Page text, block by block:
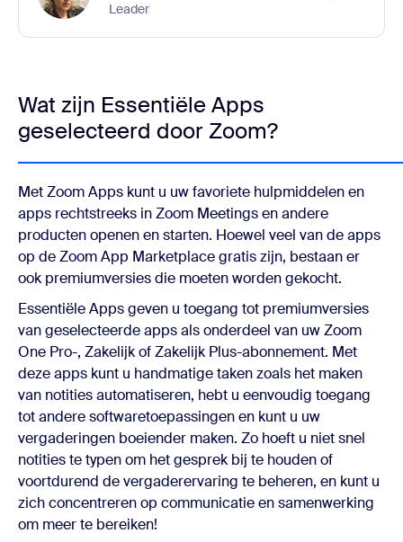
Leader
Wat zijn Essentiële Apps
geselecteerd door Zoom?
Met Zoom Apps kunt u uw favoriete hulpmiddelen en
apps rechtstreeks in Zoom Meetings en andere
producten openen en starten. Hoewel veel van de apps
op de Zoom App Marketplace gratis zijn, bestaan er
ook premiumversies die moeten worden gekocht.
Essentiële Apps geven u toegang tot premiumversies
van geselecteerde apps als onderdeel van uw Zoom
One Pro-, Zakelijk of Zakelijk Plus-abonnement. Met
deze apps kunt u handmatige taken zoals het maken
van notities automatiseren, hebt u eenvoudig toegang
tot andere softwaretoepassingen en kunt u uw
vergaderingen boeiender maken. Zo hoeft u niet snel
notities te typen om het gesprek bij te houden of
voortdurend de vergaderervaring te beheren, en kunt u
zich concentreren op communicatie en samenwerking
om meer te bereiken!